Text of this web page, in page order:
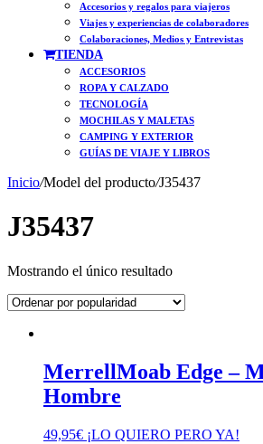
Accesorios y regalos para viajeros
Viajes y experiencias de colaboradores
Colaboraciones, Medios y Entrevistas
TIENDA
ACCESORIOS
ROPA Y CALZADO
TECNOLOGÍA
MOCHILAS Y MALETAS
CAMPING Y EXTERIOR
GUÍAS DE VIAJE Y LIBROS
Inicio/Model del producto/J35437
J35437
Mostrando el único resultado
MerrellMoab Edge –
Hombre
49,95€ ¡LO QUIERO PERO YA!